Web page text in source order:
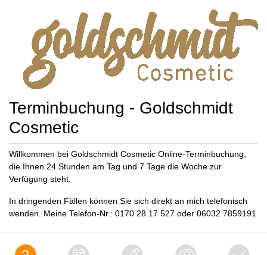
Terminbuchung - Goldschmidt
Cosmetic
Willkommen bei Goldschmidt Cosmetic Online-Terminbuchung,
die Ihnen 24 Stunden am Tag und 7 Tage die Woche zur
Verfügung steht.
In dringenden Fällen können Sie sich direkt an mich telefonisch
wenden. Meine Telefon-Nr.: 0170 28 17 527 oder 06032 7859191